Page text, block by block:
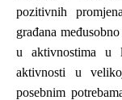
pozitivnih
građana
u aktivnostima u
aktivnosti u
posebnim